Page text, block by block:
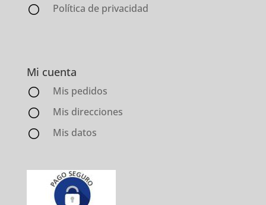
Política de privacidad
Mi cuenta
Mis pedidos
Mis direcciones
Mis datos